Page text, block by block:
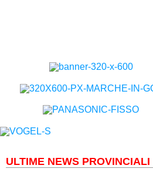
ULTIME NEWS PROVINCIALI